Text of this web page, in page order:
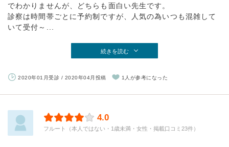
でわかりませんが、どちらも面白い先生です。
診察は時間帯ごとに予約制ですが、人気の為いつも混雑して
いて受付～...
続きを読む
2020年01月受診 / 2020年04月投稿 1人が参考になった
4.0
フルート（本人ではない・1歳未満・女性・掲載口コミ23件）